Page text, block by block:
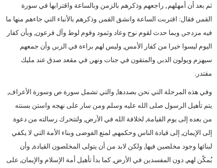
ثم بعد أن أمهلهم , راجعهم وذكرهم بالزمن وبالساعة واقترابها في سورة
القمر, فقال: اقتربت الساعة وانشق القمر, وذكرهم بالأنباء التي جاءهم منها ما
فيه مزدجر, وبما حدث لقوم نوح وعاد وثمود وقوم لوط وآل فرعون, وبأن كفار
اليوم ليسوا خيرا من كفار الأمس, وليس لهم براءة في الزبر, وأن جمعهم
سيهزم ويولون الدبر, والمتقون في جنات ونهر, في مقعد صدق عند مليك
مقتدر.
وفي هذه المرحلة التي نحن بصددها, والتي تشمل سورة ص وسورة الأعراف,
يتم تأهيل الرسول صلى الله عليه وسلم ومن سار على نهجه واستن بسنته
من بعده إلى يوم القيامة, لخلافة الله في الأرض, ولتتحرك رسالته من دعوة
إلى الإيمان, إلى قيادة الناس وحكمهم, لمنع الفوضى وبناء الأمة التي لا يكفي
لبنائها وجود مخلصين فيها, ولكن لابد من أن يتولى المخلصون القيادة, وأن
يُمكّن لهم, دون المفسدين في الأرض, كما بدأ تأهيل أمة الإسلام والإيمان, على